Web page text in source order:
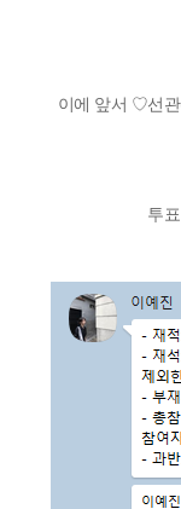
이에 앞서 ♡선관
투